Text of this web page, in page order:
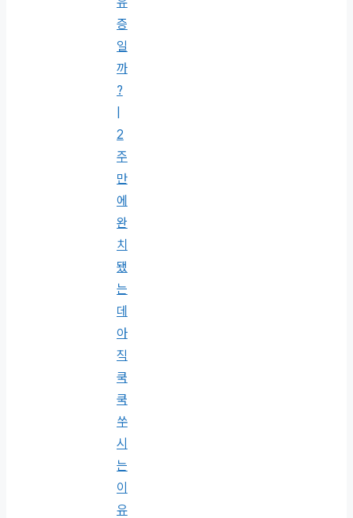
증
일
까
?
2
주
만
에
완
치
됐
는
데
아
직
쿡
쿡
쑤
시
는
이
유